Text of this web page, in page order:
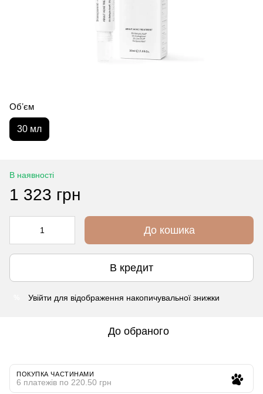
Обʼєм
30 мл
В наявності
1 323 грн
До кошика
В кредит
Увійти для відображення накопичувальної знижки
До обраного
ПОКУПКА ЧАСТИНАМИ
6 платежів по 220.50 грн